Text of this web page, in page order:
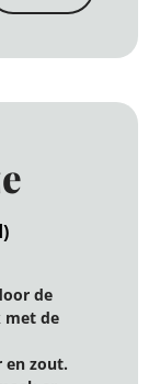
de
met de
en zout.